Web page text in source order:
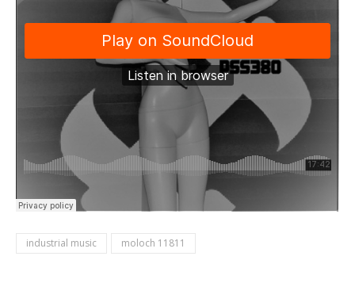
industrial music moloch 11811